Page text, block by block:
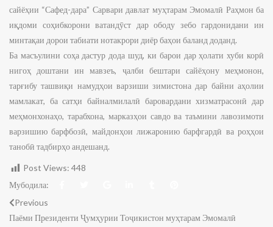
сайёҳии “Сафед-дара” Сарвари давлат муҳтарам Эмомалӣ Раҳмон ба
иқдоми соҳибкорони ватандӯст дар ободу зебо гардонидани ин
минтақаи дорои табиати нотакрори диёр баҳои баланд доданд.
Ба масъулини соҳа дастур дода шуд, ки барои дар ҳолати хуби корӣ
нигоҳ доштани ин мавзеъ, ҷалби бештари сайёҳону меҳмонон,
тарғибу ташвиқи намудҳои варзиши зимистона дар байни аҳолии
мамлакат, ба сатҳи байналмилалӣ баровардани хизматрасонӣ дар
меҳмонхонаҳо, тарабхона, марказҳои савдо ва таъмини лавозимоти
варзишию барфбозӣ, майдонҳои лижаронию барфгардӣ ва роҳҳои
танобӣ тадбирҳо андешанд.
Post Views: 448
Мубодила:
Previous
Паёми Президенти Ҷумҳурии Тоҷикистон муҳтарам Эмомалӣ